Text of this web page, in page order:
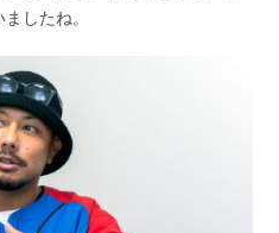
したね。